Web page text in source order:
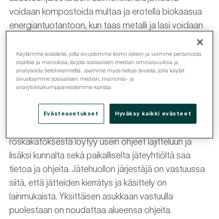
voidaan kompostoida multaa ja erotella biokaasua
energiantuotantoon, kun taas metalli ja lasi voidaan
Jätehuolto taloyhtiössä
velvoittamaa. Tosin lajitteluohjeet voivat hieman
roskakatoksesta löytyy usein ohjeet lajitteluun ja
lisäksi kunnalta sekä paikalliselta jäteyhtiöltä saa
tietoa ja ohjeita. Jätehuollon järjestäjä on vastuussa
siitä, että jätteiden kierrätys ja käsittely on
lainmukaista. Yksittäisen asukkaan vastuulla
puolestaan on noudattaa alueensa ohjeita.
Käytämme evästeitä, jotta sivustomme toimii oikein ja voimme personoida
sisältöä ja mainoksia, tarjota sosiaalisen median ominaisuuksia ja
analysoida tietoliikennettä. Jaamme myös tietoja tavasta, jolla käytät
sivustoamme sosiaalisen median, mainonta- ja
analytiikkakumppaneidemme kanssa.
Evästeasetukset Hyväksy kaikki evästeet